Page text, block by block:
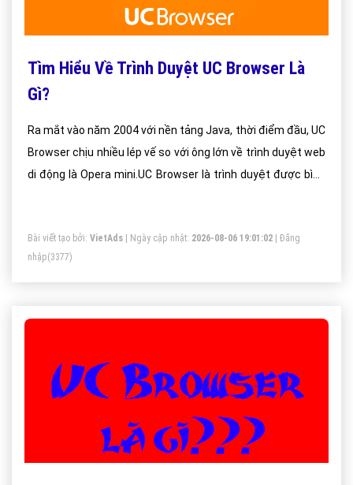
Tìm Hiểu Về Trình Duyệt UC Browser Là
Gì?
Ra mắt vào năm 2004 với nền tảng Java, thời điểm đầu, UC
Browser chịu nhiều lép vế so với ông lớn về trình duyệt web
di động là Opera mini.UC Browser là trình duyệt được bình
này?
Bài viết tạo bởi: VietAds | Ngày cập nhật: 2026-08-06 19:01:02
Đăng
nhập(3377)